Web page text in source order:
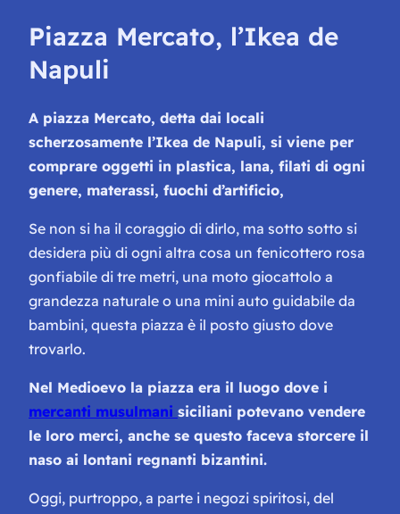
Piazza Mercato, l’Ikea de
Napuli
A piazza Mercato, detta dai locali
scherzosamente l’Ikea de Napuli, si viene per
comprare oggetti in plastica, lana, filati di ogni
genere, materassi, fuochi d’artificio,
Se non si ha il coraggio di dirlo, ma sotto sotto si
desidera più di ogni altra cosa un fenicottero rosa
gonfiabile di tre metri, una moto giocattolo a
grandezza naturale o una mini auto guidabile da
bambini, questa piazza è il posto giusto dove
trovarlo.
Nel Medioevo la piazza era il luogo dove i
mercanti musulmani siciliani potevano vendere
le loro merci, anche se questo faceva storcere il
naso ai lontani regnanti bizantini.
Oggi, purtroppo, a parte i negozi spiritosi, del